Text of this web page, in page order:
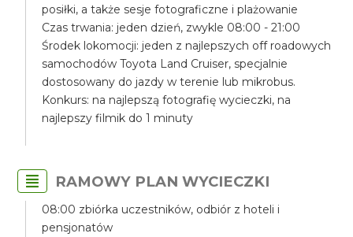
posiłki, a także sesje fotograficzne i plażowanie
Czas trwania: jeden dzień, zwykle 08:00 - 21:00
Środek lokomocji: jeden z najlepszych off roadowych
samochodów Toyota Land Cruiser, specjalnie
dostosowany do jazdy w terenie lub mikrobus.
Konkurs: na najlepszą fotografię wycieczki, na
najlepszy filmik do 1 minuty
RAMOWY PLAN WYCIECZKI
08:00 zbiórka uczestników, odbiór z hoteli i
pensjonatów